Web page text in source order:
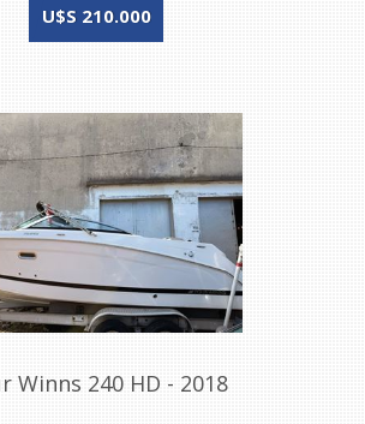
U$S 210.000
Winns 240 HD - 2018